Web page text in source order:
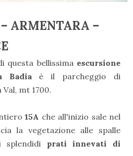
ARMENTARA –
questa bellissima escursione
Badia è il parcheggio di
mt 1700.
15A che all'inizio sale nel
la vegetazione alle spalle
splendidi prati innevati di